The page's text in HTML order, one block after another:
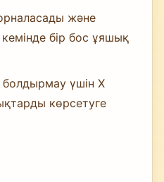
және
бір бос ұяшық
болдырмау үшін X
көрсетуге